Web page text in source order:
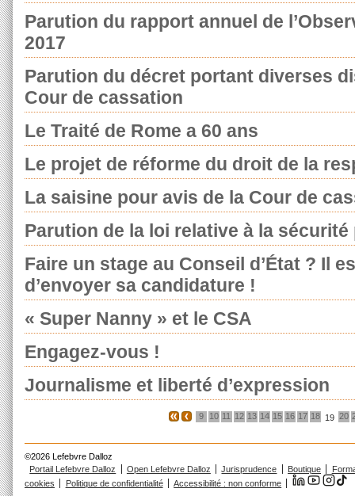
Parution du rapport annuel de
2017
Parution du décret portant diverses
Cour de cassation
Le Traité de Rome a 60 ans
Le projet de réforme du droit de la
La saisine pour avis de la Cour de
Parution de la loi relative à la sécurité
Faire un stage au Conseil d’État ? Il
d’envoyer sa candidature !
« Super Nanny » et le CSA
Engagez-vous !
Journalisme et liberté d’expression
9 10 11 12 13 14 15 16 17 18 19 20
©2026 Lefebvre Dalloz
Portail Lefebvre Dalloz
Open Lefebvre Dalloz Jurisprudence Boutique
cookies
Politique de confidentialité Accessibilité : non conforme